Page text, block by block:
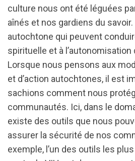
culture nous ont été léguées
aînés et nos gardiens du
autochtone qui peuvent
spirituelle et à l’autonomisation
Lorsque nous pensons aux
et d’action autochtones, il est
sachions comment nous
communautés. Ici, dans le
existe des outils que nous
assurer la sécurité de nos
exemple, l’un des outils les